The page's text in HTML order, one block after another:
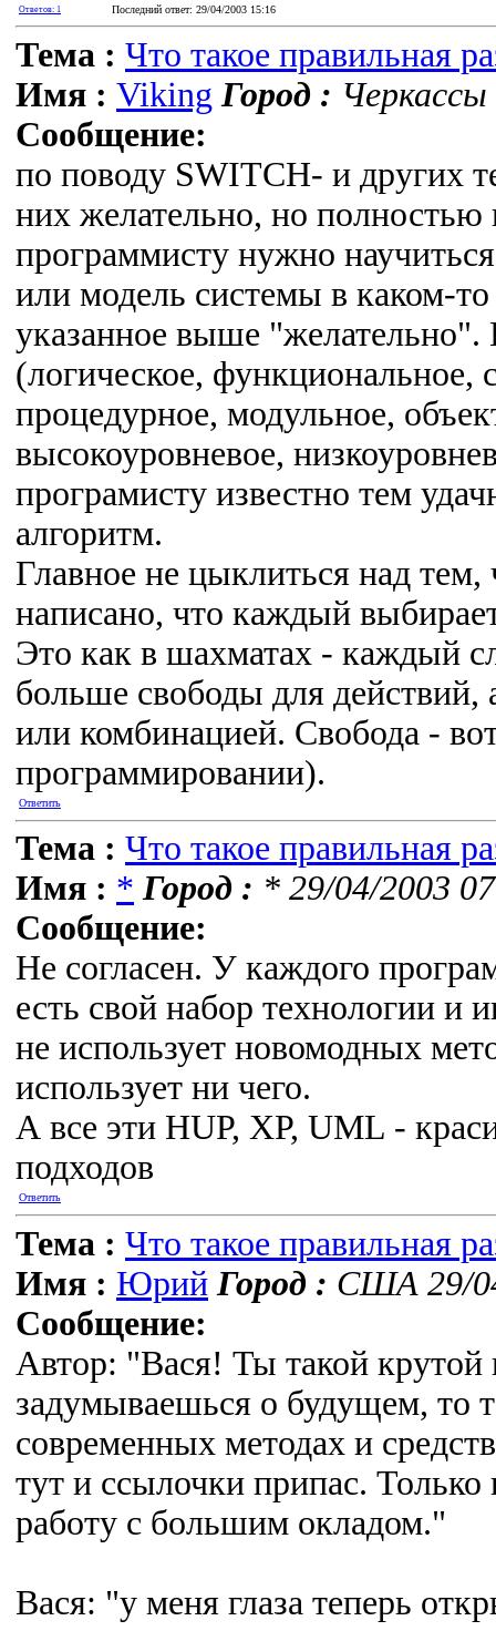
Ответов: 1 Последний ответ: 29/04/2003 15:16
Тема : Что такое правильная
Имя : Viking Город :
Сообщение:
по поводу SWITCH- и других
них желательно, но полностью
программисту нужно
или модель системы в каком-
указанное выше
(логическое, функциональное,
процедурное, модульное,
высокоуровневое,
програмисту известно тем
алгоритм.
Главное не цыклиться над тем,
написано, что каждый
Это как в шахматах - каждый
больше свободы для действий,
или комбинацией. Свобода -
программировании).
Ответить
Тема : Что такое правильная
Имя : * Город : * 29/04/2003
Сообщение:
Не согласен. У каждого
есть свой набор технологии и
не использует новомодных
использует ни чего.
А все эти HUP, XP, UML -
подходов
Ответить
Тема : Что такое правильная
Имя : Юрий Город : США 29/
Сообщение:
Автор: "Вася! Ты такой
задумываешься о будущем, то
современных методах и
тут и ссылочки припас.
работу с большим окладом."
Вася: "у меня глаза теперь